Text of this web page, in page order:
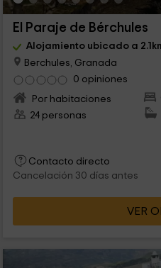
El Paraje de Bérchules
Alojamiento ubicado a
Berchules, Granada
0 opiniones
Por habitaciones
24 personas
Contacto directo
Cancelación 30 días antes
VER